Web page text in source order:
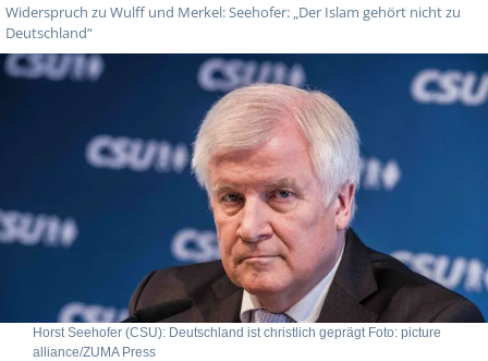
Widerspruch zu Wulff und Merkel: Seehofer: „Der Islam gehört nicht zu
Deutschland“
Horst Seehofer (CSU): Deutschland ist christlich geprägt Foto: picture
alliance/ZUMA Press